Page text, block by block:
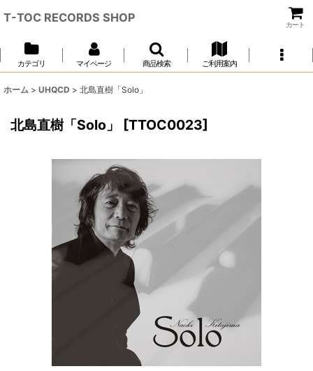
T-TOC RECORDS SHOP
カート
カテゴリ マイページ 商品検索 ご利用案内
ホーム > UHQCD > 北島直樹「Solo」
北島直樹「Solo」 [TTOC0023]